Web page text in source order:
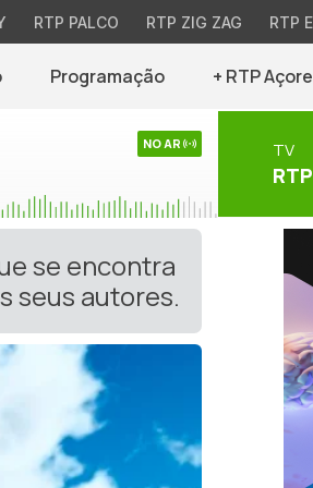
RTP PALCO RTP ZIG ZAG RTP
Programação + RTP
NO AR TV
se encontra
seus autores.